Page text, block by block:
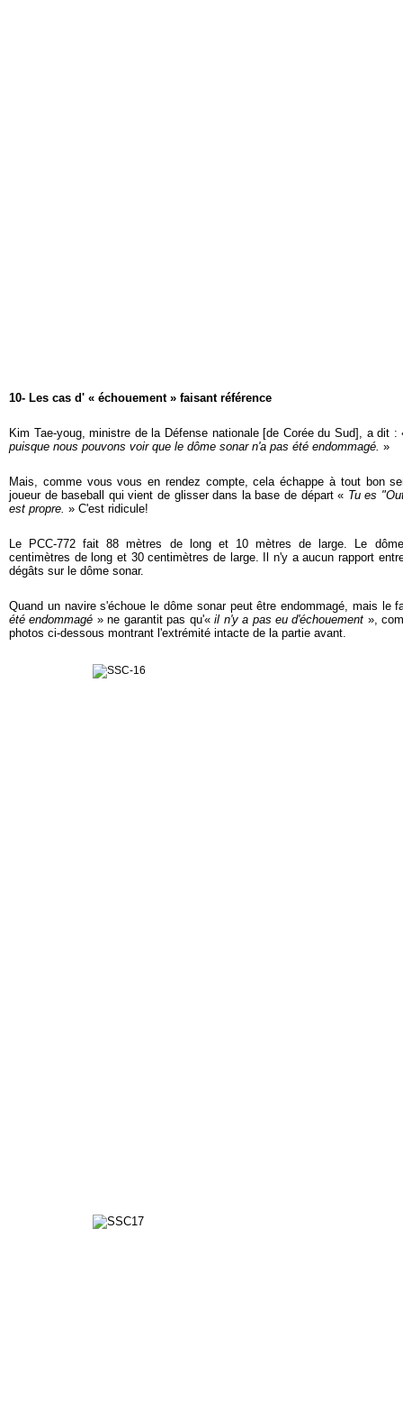
10- Les cas d' « échouement » faisant référence
Kim Tae-youg, ministre de la Défense nationale [de Corée du Sud], a dit
puisque nous pouvons voir que le dôme sonar n'a pas été endommagé. »
Mais, comme vous vous en rendez compte, cela échappe à tout bon
joueur de baseball qui vient de glisser dans la base de départ « Tu es
est propre. » C'est ridicule!
Le PCC-772 fait 88 mètres de long et 10 mètres de large. Le
centimètres de long et 30 centimètres de large. Il n'y a aucun rapport
dégâts sur le dôme sonar.
Quand un navire s'échoue le dôme sonar peut être endommagé, mais le
été endommagé » ne garantit pas qu'«il n'y a pas eu d'échouement »,
photos ci-dessous montrant l'extrémité intacte de la partie avant.